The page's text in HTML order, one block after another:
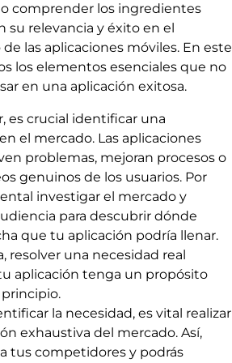
comprender los ingredientes
su relevancia y éxito en el
las aplicaciones móviles. En este
los elementos esenciales que no
en una aplicación exitosa.
es crucial identificar una
el mercado. Las aplicaciones
problemas, mejoran procesos o
genuinos de los usuarios. Por
investigar el mercado y
para descubrir dónde
que tu aplicación podría llenar.
resolver una necesidad real
aplicación tenga un propósito
la necesidad, es vital realizar
exhaustiva del mercado. Así,
tus competidores y podrás